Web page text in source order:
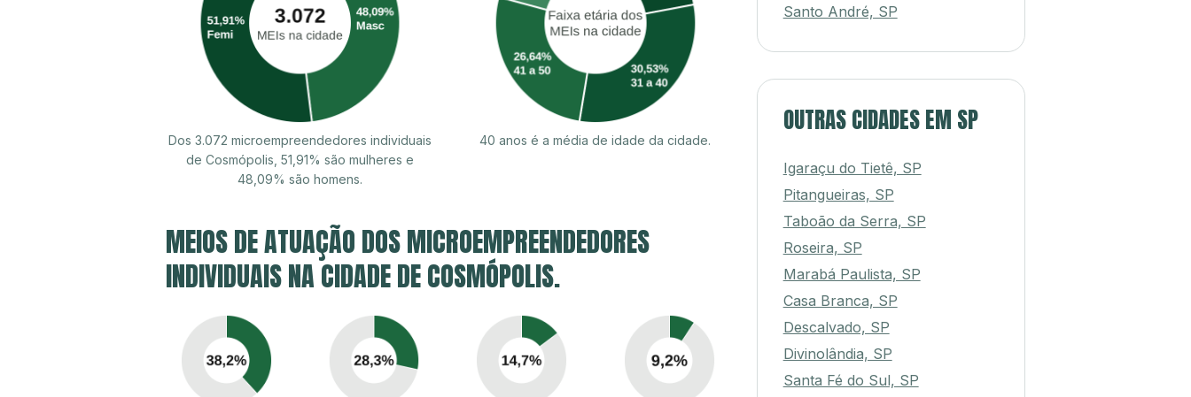
Dos 3.072 microempreendedores individuais
de Cosmópolis, 51,91% são mulheres e
48,09% são homens.
40 anos é a média de idade da cidade.
MEIOS DE ATUAÇÃO DOS MICROEMPREENDEDORES
INDIVIDUAIS NA CIDADE DE COSMÓPOLIS.
Santo André, SP
OUTRAS CIDADES EM SP
Igaraçu do Tietê, SP
Pitangueiras, SP
Taboão da Serra, SP
Roseira, SP
Marabá Paulista, SP
Casa Branca, SP
Descalvado, SP
Divinolândia, SP
Santa Fé do Sul, SP